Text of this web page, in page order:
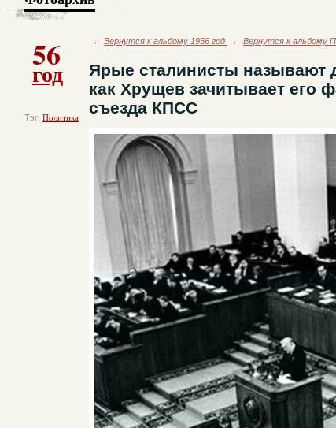
56
год
Тэг: Политика
← Вернутся к альбому 1956 год ← Вернутся к альбому
Ярые сталинисты называют
как Хрущев зачитывает его
съезда КПСС